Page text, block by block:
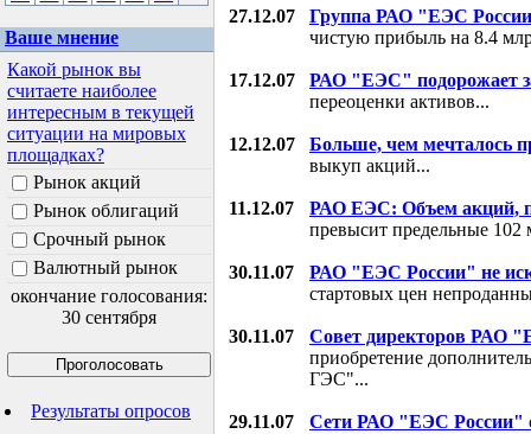
Ваше мнение
Какой рынок вы
считаете наиболее
интересным в текущей
ситуации на мировых
площадках?
Рынок акций
Рынок облигаций
Срочный рынок
Валютный рынок
окончание голосования:
30 сентября
Результаты опросов
27.12.07
Группа РАО "ЕЭС
чистую прибыль на 8.4
17.12.07
РАО "ЕЭС" подорожает
переоценки активов...
12.12.07
Больше, чем мечталось
выкуп акций...
11.12.07
РАО ЕЭС: Объем акций,
превысит предельные 102
30.11.07
РАО "ЕЭС России" не
стартовых цен
30.11.07
Совет директоров РАО
приобретение
ГЭС"...
29.11.07 Сети РАО "ЕЭС России"